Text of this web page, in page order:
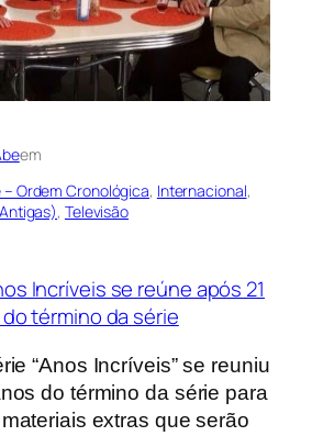
em
– Ordem Cronológica, Internacional
, Televisão
“Anos Incríveis” se reuniu
do término da série para
extras que serão